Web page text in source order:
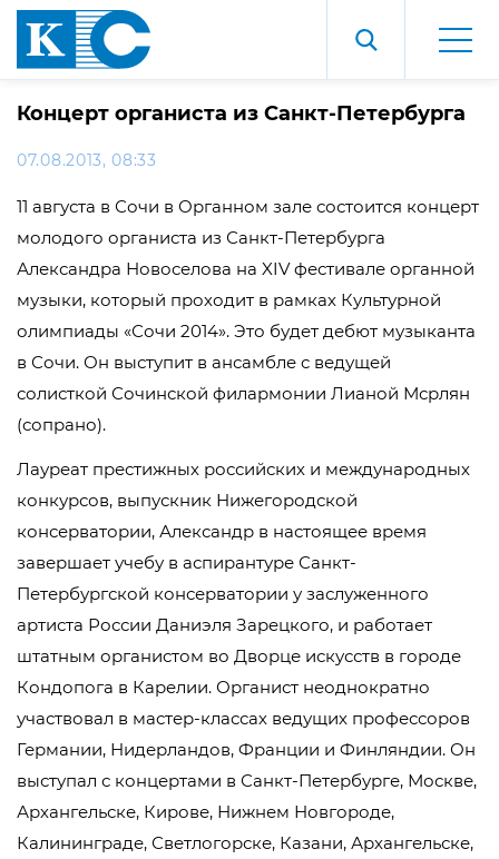
Концерт органиста из Санкт-Петербурга
07.08.2013, 08:33
11 августа в Сочи в Органном зале состоится концерт
молодого органиста из Санкт-Петербурга
Александра Новоселова на XIV фестивале органной
музыки, который проходит в рамках Культурной
олимпиады «Сочи 2014». Это будет дебют музыканта
в Сочи. Он выступит в ансамбле с ведущей
солисткой Сочинской филармонии Лианой Мсрлян
(сопрано).
Лауреат престижных российских и международных
конкурсов, выпускник Нижегородской
консерватории, Александр в настоящее время
завершает учебу в аспирантуре Санкт-
Петербургской консерватории у заслуженного
артиста России Даниэля Зарецкого, и работает
штатным органистом во Дворце искусств в городе
Кондопога в Карелии. Органист неоднократно
участвовал в мастер-классах ведущих профессоров
Германии, Нидерландов, Франции и Финляндии. Он
выступал с концертами в Санкт-Петербурге, Москве,
Архангельске, Кирове, Нижнем Новгороде,
Калининграде, Светлогорске, Казани, Архангельске,